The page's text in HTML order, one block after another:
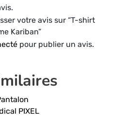
votre avis sur “T-shirt
Kariban”
pour publier un avis.